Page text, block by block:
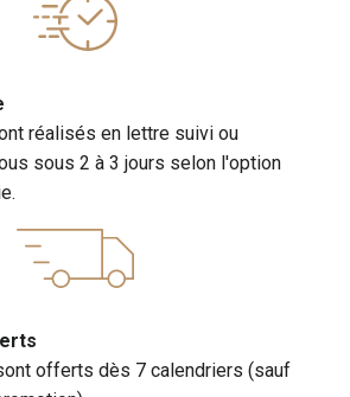
réalisés en lettre suivi ou
sous 2 à 3 jours selon l'option
offerts dès 7 calendriers (sauf